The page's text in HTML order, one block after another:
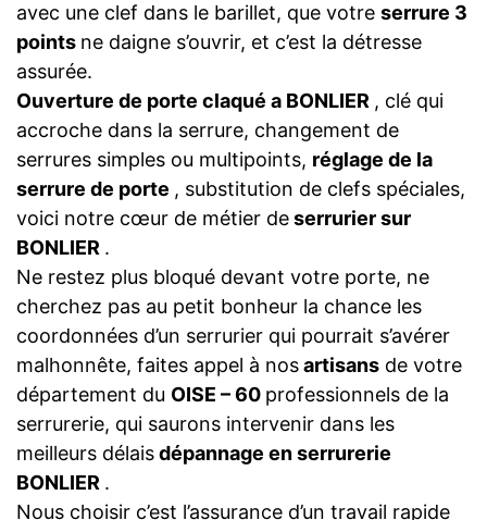
avec une clef dans le barillet, que votre serrure 3
points ne daigne s’ouvrir, et c’est la détresse
assurée.
Ouverture de porte claqué a BONLIER , clé qui
accroche dans la serrure, changement de
serrures simples ou multipoints, réglage de la
serrure de porte , substitution de clefs spéciales,
voici notre cœur de métier deserrurier sur
BONLIER .
Ne restez plus bloqué devant votre porte, ne
cherchez pas au petit bonheur la chance les
coordonnées d’un serrurier qui pourrait s’avérer
malhonnête, faites appel à nosartisans de votre
département du OISE – 60 professionnels de la
serrurerie, qui saurons intervenir dans les
meilleurs délaisdépannage en serrurerie
BONLIER .
Nous choisir c’est l’assurance d’un travail rapide